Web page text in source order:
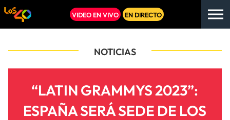
VIDEO EN VIVO EN DIRECTO
NOTICIAS
“LATIN GRAMMYS 2023”:
ESPAÑA SERÁ SEDE DE LOS